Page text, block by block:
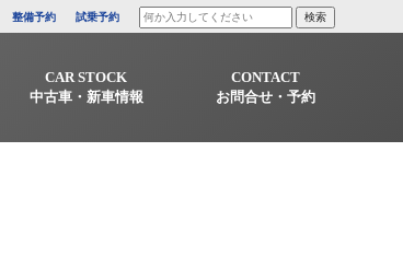
整備予約 試乗予約
CAR STOCK
中古車・新車情報
CONTACT
お問合せ・予約